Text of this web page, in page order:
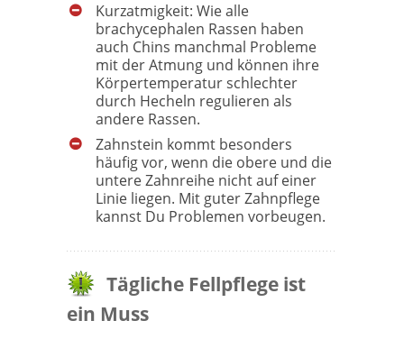
Kurzatmigkeit: Wie alle
brachycephalen Rassen haben
auch Chins manchmal Probleme
mit der Atmung und können ihre
Körpertemperatur schlechter
durch Hecheln regulieren als
andere Rassen.
Zahnstein kommt besonders
häufig vor, wenn die obere und die
untere Zahnreihe nicht auf einer
Linie liegen. Mit guter Zahnpflege
kannst Du Problemen vorbeugen.
Tägliche Fellpflege ist
ein Muss